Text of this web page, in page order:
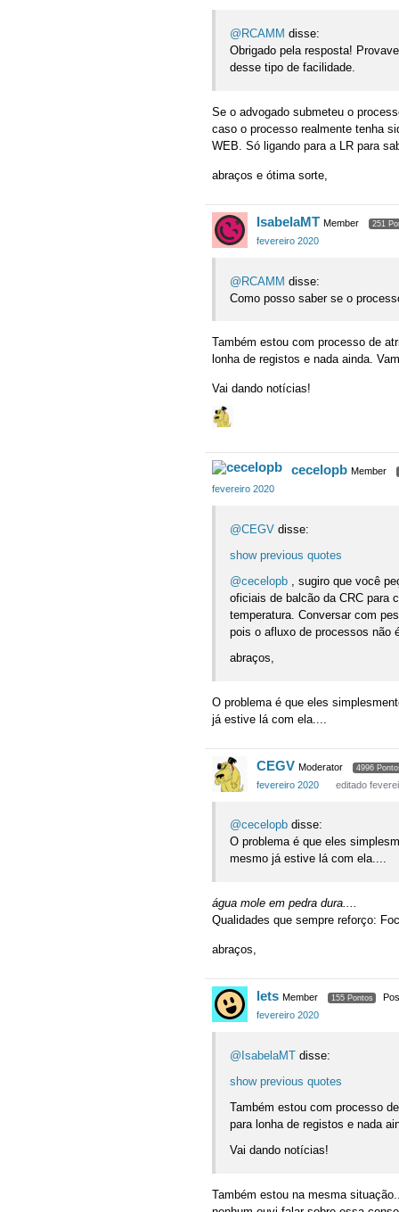
@RCAMM disse:
Obrigado pela resposta!
desse tipo de facilidade.
Se o advogado submeteu o
caso o processo realmente tenha
WEB. Só ligando para a LR para
abraços e ótima sorte,
IsabelaMT Member 251
fevereiro 2020
@RCAMM disse:
Como posso saber se o
Também estou com processo de
lonha de registos e nada ainda.
Vai dando notícias!
cecelopb Member
fevereiro 2020
@CEGV disse:
show previous quotes
@cecelopb , sugiro que você
oficiais de balcão da CRC para
temperatura. Conversar com
pois o afluxo de processos não
abraços,
O problema é que eles
já estive lá com ela....
CEGV Moderator 4996
fevereiro 2020 editado
@cecelopb disse:
O problema é que eles
mesmo já estive lá com ela....
água mole em pedra dura....
Qualidades que sempre reforço:
abraços,
lets Member 155 Pontos
fevereiro 2020
@IsabelaMT disse:
show previous quotes
Também estou com processo
para lonha de registos e nada
Vai dando notícias!
Também estou na mesma